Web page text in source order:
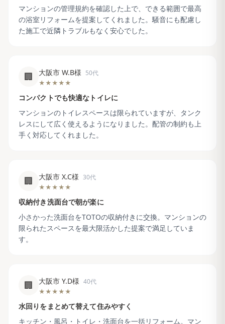
マンションの管理規約を確認した上で、できる範囲で最高
の浴室リフォームを提案してくれました。騒音にも配慮し
た施工で近隣トラブルもなく安心でした。
🏢 大阪市 W.B様 50代
★★★★★
コンパクトでも快適なトイレに
マンションのトイレスペースは限られていますが、タンク
レスにして広く使えるようになりました。配管の制約も上
手く対応してくれました。
🏢 大阪市 X.C様 30代
★★★★★
収納付き洗面台で朝が楽に
小さかった洗面台をTOTOの収納付きに交換。マンションの
限られたスペースを最大限活かした提案で満足していま
す。
🏢 大阪市 Y.D様 40代
★★★★★
水回りをまとめて替えて住みやすく
キッチン・風呂・トイレ・洗面台を一括リフォーム。マン